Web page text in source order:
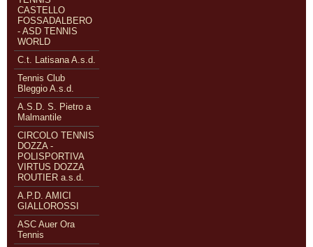
CASTELLO
FOSSADALBERO
- ASD TENNIS
WORLD
C.t. Latisana A.s.d.
Tennis Club
Bleggio A.s.d.
A.S.D. S. Pietro a
Malmantile
CIRCOLO TENNIS
DOZZA -
POLISPORTIVA
VIRTUS DOZZA
ROUTIER a.s.d.
A.P.D. AMICI
GIALLOROSSI
ASC Auer Ora
Tennis